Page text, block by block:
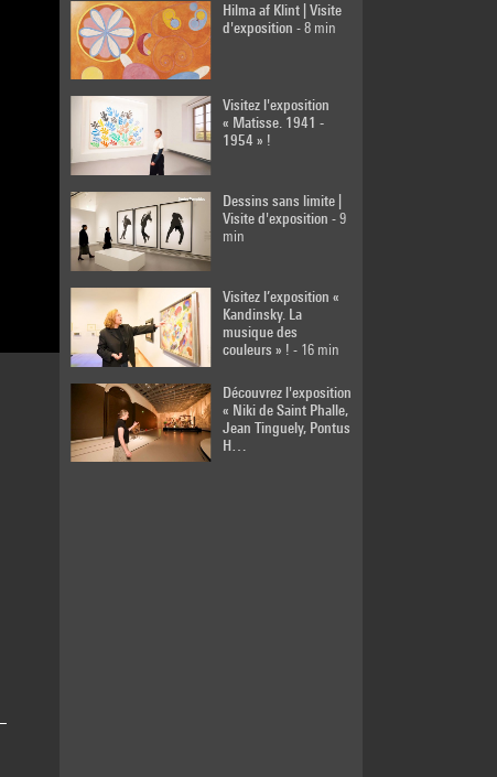
Hilma af Klint | Visite
d'exposition - 8 min
Visitez l'exposition
« Matisse. 1941 -
1954 » !
Dessins sans limite |
Visite d'exposition - 9
min
Visitez l’exposition «
Kandinsky. La
musique des
couleurs » ! - 16 min
Découvrez l'exposition
« Niki de Saint Phalle,
Jean Tinguely, Pontus
H…